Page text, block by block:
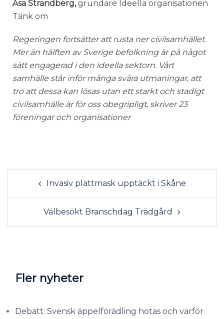
Åsa Strandberg,grundare Ideella organisationen
Tänk om
Regeringen fortsätter att rusta ner civilsamhället.
Mer än hälften av Sverige befolkning är på något
sätt engagerad i den ideella sektorn. Vårt
samhälle står inför många svåra utmaningar, att
tro att dessa kan lösas utan ett starkt och stadigt
civilsamhälle är för oss obegripligt, skriver 23
föreningar och organisationer
Invasiv plattmask upptäckt i Skåne
Välbesökt Branschdag Trädgård
Fler nyheter
Debatt: Svensk äppelförädling hotas och varför